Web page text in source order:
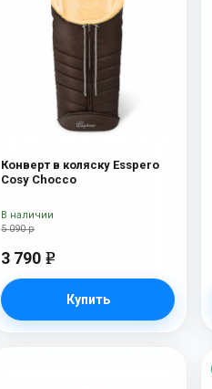
Конверт в коляску Esspero
Cosy Chocco
5 090 р
3 790 e
Купить
В наличии